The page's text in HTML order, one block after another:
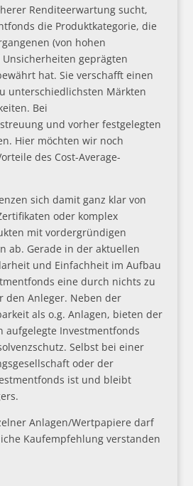
Renditeerwartung sucht,
die Produktkategorie, die
(von hohen
geprägten
hat. Sie verschafft einen
unterschiedlichsten Märkten
Bei
und vorher festgelegten
Hier möchten wir noch
des Cost-Average-
sich damit ganz klar von
oder komplex
mit vordergründigen
ab. Gerade in der aktuellen
und Einfachheit im Aufbau
eine durch nichts zu
den Anleger. Neben der
als o.g. Anlagen, bieten der
aufgelegte Investmentfonds
Selbst bei einer
oder der
ist und bleibt
Anlagen/Wertpapiere darf
Kaufempfehlung verstanden